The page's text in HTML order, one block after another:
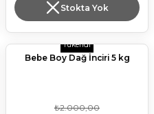
Stokta Yok
Tükendi
Bebe Boy Dağ İnciri 5 kg
₺2.000,00